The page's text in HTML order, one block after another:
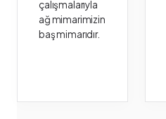
çalışmalarıyla
ağ mimarimizin
baş mimarıdır.